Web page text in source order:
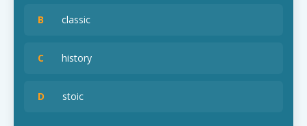
B classic
C history
D stoic